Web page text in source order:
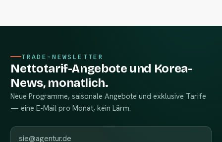
TRADE-NEWSLETTER
Nettotarif-Angebote und Korea-
News, monatlich.
Neue Programme, saisonale Angebote und exklusive Tarife
— eine E-Mail pro Monat, kein Lärm.
Geschäftliche E-Mail